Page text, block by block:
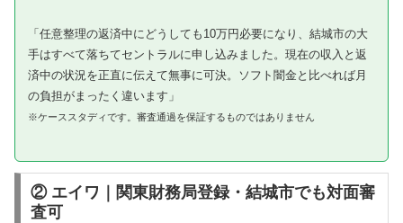
「任意整理の返済中にどうしても10万円必要になり、結城市の大
手はすべて落ちてセントラルに申し込みました。現在の収入と返
済中の状況を正直に伝えて無事に可決。ソフト闇金と比べれば月
の負担がまったく違います」
※ケーススタディです。審査通過を保証するものではありません
② エイワ｜関東財務局登録・結城市でも対面審
査可